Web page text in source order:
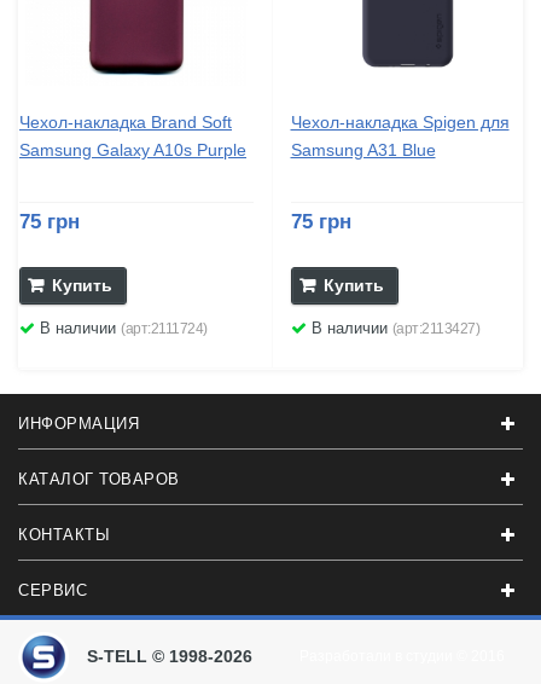
Чехол-накладка Brand Soft
Samsung Galaxy A10s Purple
75 грн
Купить
В наличии (арт:2111724)
Чехол-накладка Spigen для
Samsung A31 Blue
75 грн
Купить
В наличии (арт:2113427)
ИНФОРМАЦИЯ
КАТАЛОГ ТОВАРОВ
КОНТАКТЫ
СЕРВИС
S-TELL © 1998-2026